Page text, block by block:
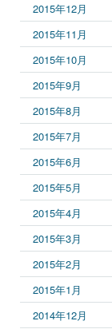
2015年12月
2015年11月
2015年10月
2015年9月
2015年8月
2015年7月
2015年6月
2015年5月
2015年4月
2015年3月
2015年2月
2015年1月
2014年12月